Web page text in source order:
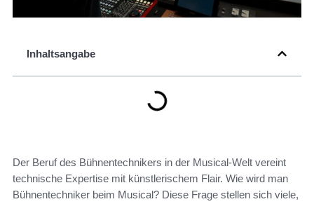
Inhaltsangabe
Der Beruf des Bühnentechnikers in der Musical-Welt vereint
technische Expertise mit künstlerischem Flair. Wie wird man
Bühnentechniker beim Musical? Diese Frage stellen sich viele,